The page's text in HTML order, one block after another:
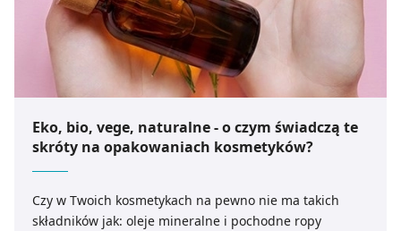
Eko, bio, vege, naturalne - o czym świadczą te
skróty na opakowaniach kosmetyków?
Czy w Twoich kosmetykach na pewno nie ma takich
składników jak: oleje mineralne i pochodne ropy